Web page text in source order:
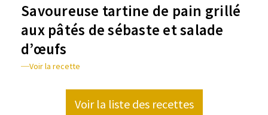
Savoureuse tartine de pain grillé
aux pâtés de sébaste et salade
d’œufs
Voir la recette
Voir la liste des recettes